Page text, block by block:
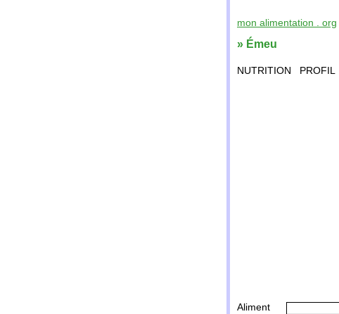
mon alimentation . org
» Émeu
NUTRITION PROFIL
Aliment